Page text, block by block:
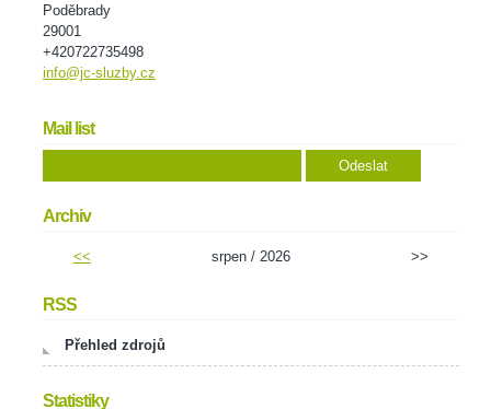
Poděbrady
29001
+420722735498
info@jc-sluzby.cz
Mail list
Archiv
<< srpen / 2026 >>
RSS
Přehled zdrojů
Statistiky